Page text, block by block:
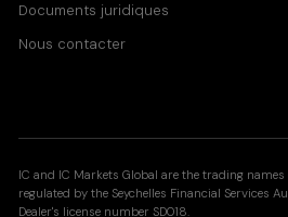
Documents juridiques
Nous contacter
IC and IC Markets Global are the trading
regulated by the Seychelles Financial Services
Dealer's license number SD018.